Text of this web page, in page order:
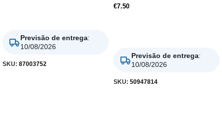
Previsão de entrega:
10/08/2026
SKU: 87003752
€7.50
Previsão de entrega:
10/08/2026
SKU: 50947814